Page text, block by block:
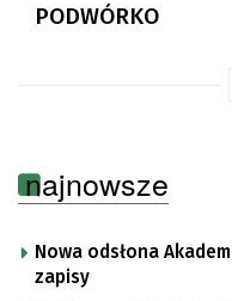
PODWÓRKO
najnowsze
Nowa odsłona
zapisy